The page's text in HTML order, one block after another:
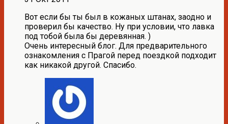
Вот если бы ты был в кожаных штанах, заодно и
проверил бы качество. Ну при условии, что лавка
под тобой была бы деревянная. )
Очень интересный блог. Для предварительного
ознакомления с Прагой перед поездкой подходит
как никакой другой. Спасибо.